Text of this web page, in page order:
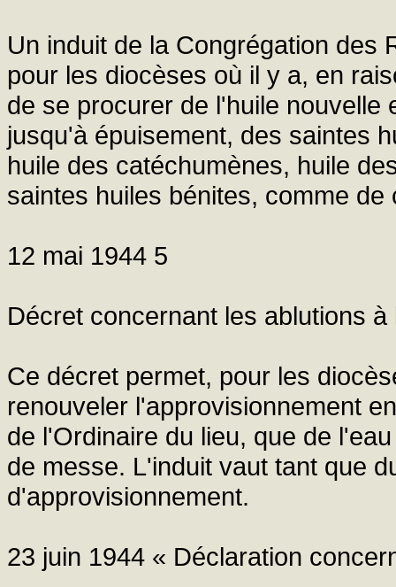
Un induit de la Congrégation des
pour les diocèses où il y a, en
de se procurer de l'huile nouvelle
jusqu'à épuisement, des saintes
huile des catéchumènes, huile
saintes huiles bénites, comme
12 mai 1944 5
Décret concernant les ablutions à
Ce décret permet, pour les
renouveler l'approvisionnement
de l'Ordinaire du lieu, que de
de messe. L'induit vaut tant que
d'approvisionnement.
23 juin 1944 « Déclaration